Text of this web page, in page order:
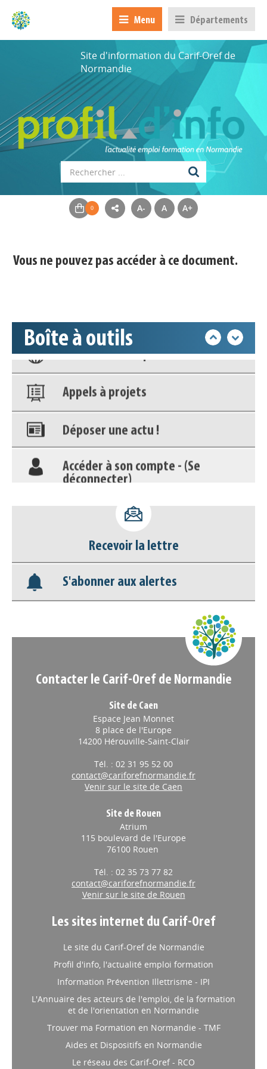
Menu Départements
Site d'information du Carif-Oref de
Normandie
A- A A+
Vous ne pouvez pas accéder à ce document.
Boîte à outils
Accéder à son compte - (Se
Nos veilles Scoop.it
Appels à projets
Déposer une actu !
Accéder à son compte - (Se
déconnecter)
Base documentaire
Nos veilles Scoop.it
Appels à projets
Recevoir la lettre
S'abonner aux alertes
Contacter le Carif-Oref de Normandie
Site de Caen
Espace Jean Monnet
8 place de l'Europe
14200 Hérouville-Saint-Clair
Tél. : 02 31 95 52 00
contact@cariforefnormandie.fr
Venir sur le site de Caen
Site de Rouen
Atrium
115 boulevard de l'Europe
76100 Rouen
Tél. : 02 35 73 77 82
contact@cariforefnormandie.fr
Venir sur le site de Rouen
Les sites internet du Carif-Oref
Le site du Carif-Oref de Normandie
Profil d'info, l'actualité emploi formation
Information Prévention Illettrisme - IPI
L'Annuaire des acteurs de l'emploi, de la formation
et de l'orientation en Normandie
Trouver ma Formation en Normandie - TMF
Aides et Dispositifs en Normandie
Le réseau des Carif-Oref - RCO